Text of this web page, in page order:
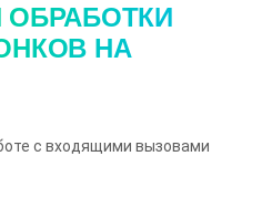
НА
с входящими вызовами